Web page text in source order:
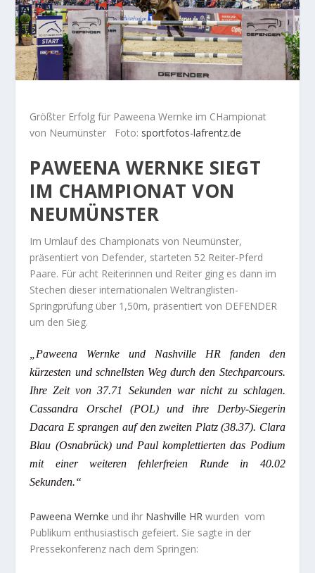
Größter Erfolg für Paweena Wernke im CHampionat
von Neumünster Foto: sportfotos-lafrentz.de
PAWEENA WERNKE SIEGT
IM CHAMPIONAT VON
NEUMÜNSTER
Im Umlauf des Championats von Neumünster,
präsentiert von Defender, starteten 52 Reiter-Pferd
Paare. Für acht Reiterinnen und Reiter ging es dann im
Stechen dieser internationalen Weltranglisten-
Springprüfung über 1,50m, präsentiert von DEFENDER
um den Sieg.
„Paweena Wernke und Nashville HR fanden den
kürzesten und schnellsten Weg durch den Stechparcours.
Ihre Zeit von 37.71 Sekunden war nicht zu schlagen.
Cassandra Orschel (POL) und ihre Derby-Siegerin
Dacara E sprangen auf den zweiten Platz (38.37). Clara
Blau (Osnabrück) und Paul komplettierten das Podium
mit einer weiteren fehlerfreien Runde in 40.02
Sekunden.“
Paweena Wernke und ihr Nashville HR wurden vom
Publikum enthusiastisch gefeiert. Sie sagte in der
Pressekonferenz nach dem Springen: